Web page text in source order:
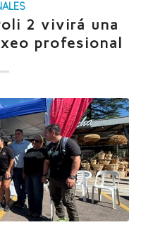
2 vivirá una
profesional